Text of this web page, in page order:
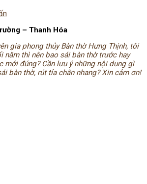
– Thanh Hóa
gia phong thủy Bàn thờ Hưng Thịnh, tôi
năm thì nên bao sái bàn thờ trước hay
mới đúng? Cần lưu ý những nội dung gì
bàn thờ, rút tỉa chân nhang? Xin cảm ơn!